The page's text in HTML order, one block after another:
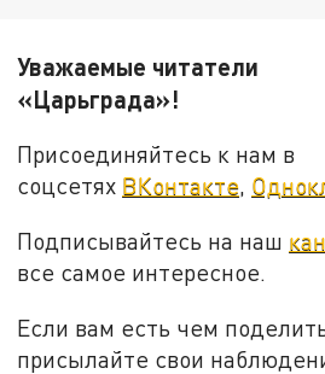
Уважаемые читатели
«Царьграда»!
Присоединяйтесь к нам в
соцсетях ВКонтакте,
Подписывайтесь на наш
все самое интересное.
Если вам есть чем
присылайте свои